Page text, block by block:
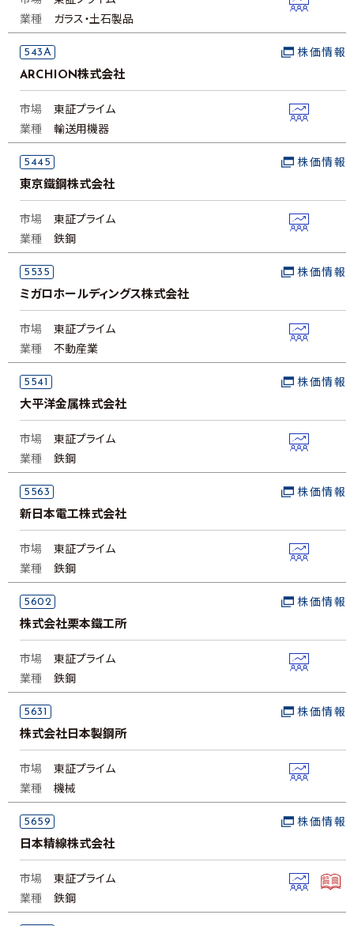
業種
ガラス・土石製品
543A
ARCHION株式会社
株価情報
市場
東証プライム
業種
輸送用機器
5445
東京鐵鋼株式会社
株価情報
市場
東証プライム
業種
鉄鋼
5535
ミガロホールディングス株式会社
株価情報
市場
東証プライム
業種
不動産業
5541
大平洋金属株式会社
株価情報
市場
東証プライム
業種
鉄鋼
5563
新日本電工株式会社
株価情報
市場
東証プライム
業種
鉄鋼
5602
株式会社栗本鐵工所
株価情報
市場
東証プライム
業種
鉄鋼
5631
株式会社日本製鋼所
株価情報
市場
東証プライム
業種
機械
5659
日本精線株式会社
株価情報
市場
東証プライム
業種
鉄鋼